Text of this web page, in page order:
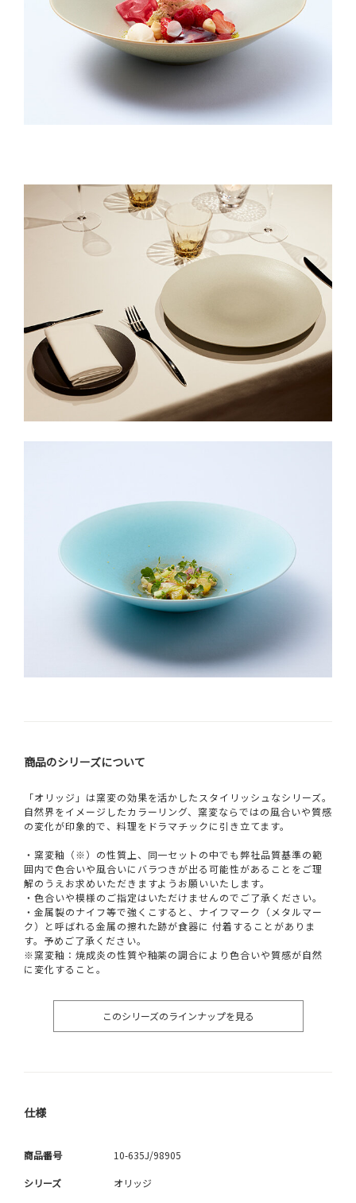
商品のシリーズについて
「オリッジ」は窯変の効果を活かしたスタイリッシュなシリーズ。
自然界をイメージしたカラーリング、窯変ならではの風合いや質感
の変化が印象的で、料理をドラマチックに引き立てます。
・窯変釉（※）の性質上、同一セットの中でも弊社品質基準の範
囲内で色合いや風合いにバラつきが出る可能性があることをご理
解のうえお求めいただきますようお願いいたします。
・色合いや模様のご指定はいただけませんのでご了承ください。
・金属製のナイフ等で強くこすると、ナイフマーク（メタルマー
ク）と呼ばれる金属の擦れた跡が食器に 付着することがありま
す。予めご了承ください。
※窯変釉：焼成炎の性質や釉薬の調合により色合いや質感が自然
に変化すること。
このシリーズのラインナップを見る
仕様
商品番号 10-635J/98905
シリーズ オリッジ